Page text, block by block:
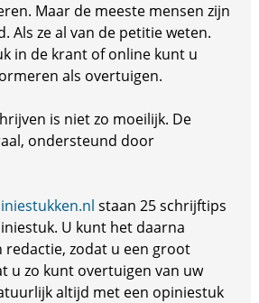
Maar de meeste mensen zijn
Als ze al van de petitie weten.
in de krant of online kunt u
als overtuigen.
is niet zo moeilijk. De
ondersteund door
staan 25 schrijftips
U kunt het daarna
redactie, zodat u een groot
u zo kunt overtuigen van uw
altijd met een opiniestuk